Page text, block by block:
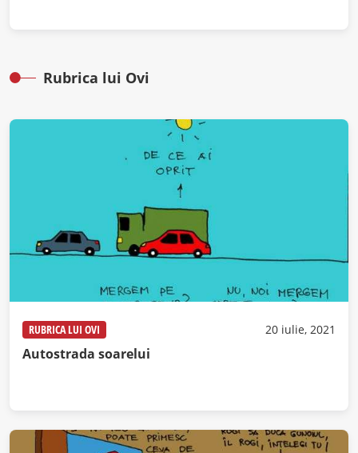
Rubrica lui Ovi
RUBRICA LUI OVI 20 iulie, 2021
Autostrada soarelui